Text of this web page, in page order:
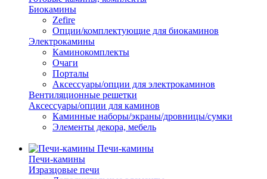
Биокамины
Zefire
Опции/комплектующие для биокаминов
Электрокамины
Каминокомплекты
Очаги
Порталы
Аксессуары/опции для электрокаминов
Вентиляционные решетки
Аксессуары/опции для каминов
Каминные наборы/экраны/дровницы/сумки
Элементы декора, мебель
Печи-камины
Печи-камины
Изразцовые печи